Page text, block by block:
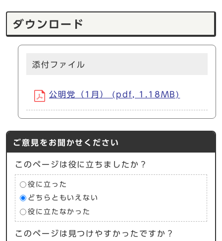
ダウンロード
添付ファイル
公明党（1月） (pdf, 1.18MB)
ご意見をお聞かせください
このページは役に立ちましたか？
役に立った
どちらともいえない
役に立たなかった
このページは見つけやすかったですか？